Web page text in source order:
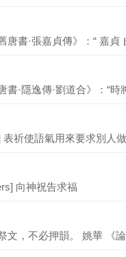
唐書·張嘉貞傳》：“ 嘉
書·隱逸傳·劉道合》：“
表祈使語氣用來要求別人
向神祝告求福
文，不必押韻。 姚華 《